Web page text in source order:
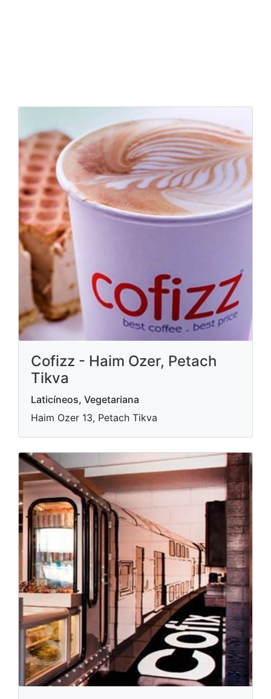
Cofizz - Haim Ozer, Petach
Tikva
Laticíneos, Vegetariana
Haim Ozer 13, Petach Tikva